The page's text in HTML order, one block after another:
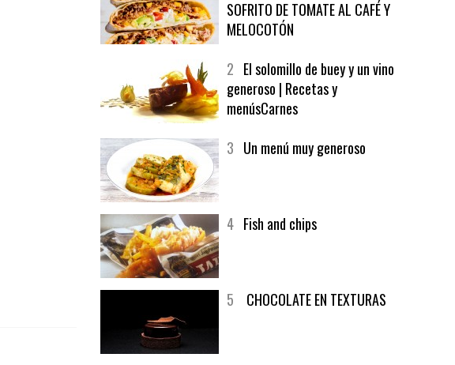
SOFRITO DE TOMATE AL CAFÉ Y
MELOCOTÓN
generoso | Recetas y